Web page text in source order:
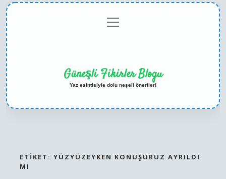
menüyü
aç
Güneşli Fikirler Blogu
Yaz esintisiyle dolu neşeli öneriler!
ETIKET: YÜZYÜZEYKEN KONUŞURUZ AYRILDI
MI